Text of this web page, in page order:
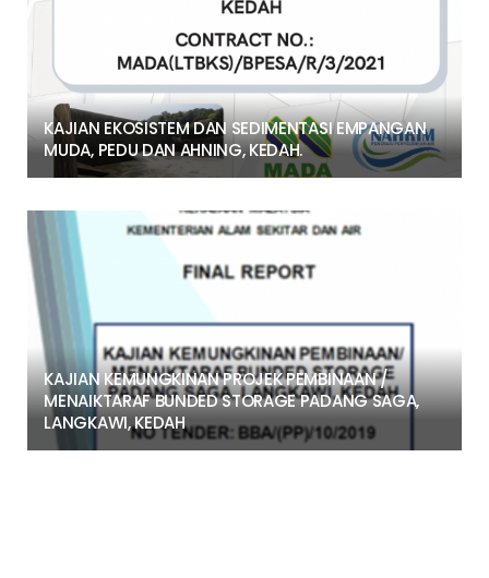
KAJIAN EKOSISTEM DAN SEDIMENTASI EMPANGAN
MUDA, PEDU DAN AHNING, KEDAH.
KAJIAN KEMUNGKINAN PROJEK PEMBINAAN /
MENAIKTARAF BUNDED STORAGE PADANG SAGA,
LANGKAWI, KEDAH